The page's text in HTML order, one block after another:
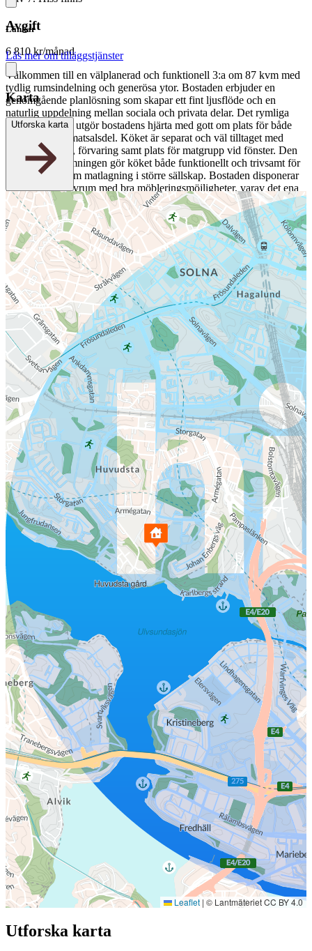
Avgift
6 810 kr/månad
Välkommen till en välplanerad och funktionell 3:a om 87 kvm med
tydlig rumsindelning och generösa ytor. Bostaden erbjuder en
genomgående planlösning som skapar ett fint ljusflöde och en
naturlig uppdelning mellan sociala och privata delar. Det rymliga
vardagsrummet utgör bostadens hjärta med gott om plats för både
soffgrupp och matsalsdel. Köket är separat och väl tilltaget med
goda arbetsytor, förvaring samt plats för matgrupp vid fönster. Den
praktiska utformningen gör köket både funktionellt och trivsamt för
såväl vardag som matlagning i större sällskap. Bostaden disponerar
två generösa sovrum med bra möbleringsmöjligheter, varav det ena
har direkt access till balkongen. Perfekt som både master bedroom
och barnrum, gästrum eller arbetsrum. Vidare erbjuds ett helkaklat
badrum samt en separat WC, vilket skapar extra komfort och
underlättar i vardagen – särskilt för familjen. Förvaringen är väl
tillgodosedd genom garderober samt smart planerade utrymmen.
Sammanfattningsvis en mycket välplanerad bostad med tydlig
struktur, sociala ytor och hög funktionalitet. OMRÅDE Västra
Skogen är ett lugnt och grönt bostadsområde med närhet till både
natur och stad. Här bor du med skogspartier, promenadstråk och
Mälarens vatten inom räckhåll, samtidigt som området erbjuder en
trivsam och småstadslik känsla. För barnfamiljen finns flera
förskolor och skolor i närområdet, och Västra Skogens förskola
ligger naturnära intill Pampasparken. Kommunikationerna är mycket
goda med tunnelbanestation i området där två linjer passerar med
täta avgångar, du når T-Centralen på cirka 7 minuter. Flera busslinjer
trafikerar även området. Här finns gott om fritidsmöjligheter med
närhet till Ulvsundasjön, Huvudstabadet, padelbana, lekparker samt
populära Hagaparken, perfekt för både avkoppling och aktivitet året
runt. Tag kontakt för mera info kring bostaden! Arash Ghaznavi
0707-84 21 81 arash.ghaznavi@fastighetsbyran.se
Länkar
Läs mer om tilläggstjänster
Karta
Utforska karta
Leaflet | © Lantmäteriet CC BY 4.0
Utforska karta